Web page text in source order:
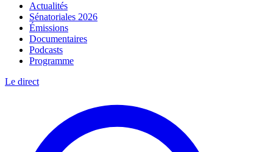
Actualités
Sénatoriales 2026
Émissions
Documentaires
Podcasts
Programme
Le direct